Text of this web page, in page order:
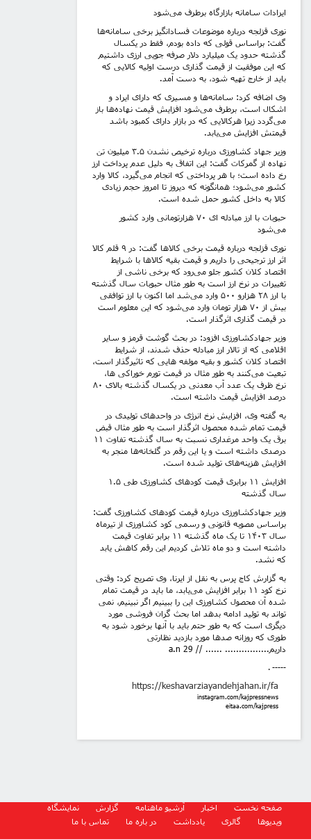
ایرادات سامانه بازارگاه برطرف می‌شود
نوری قزلجه درباره موضوعات فسادانگیز برخی سامانه‌ها
گفت: براساس قولی که داده بودم، فقط در یکسال
گذشته حدود یک میلیارد دلار صرفه جویی ارزی داشتیم
که این موفقیت از قیمت گذاری درست اولیه کالایی که
باید از خارج تهیه شود، به دست آمد.
وی اضافه کرد: سامانه‌ها و مسیری که دارای ایراد و
اشکال است، برطرف می‌شود افزایش قیمت نهاده‌ها باز
می‌گردد زیرا هرکالایی که در بازار دارای کمبود باشد
قیمتش افزایش می‌یابد.
وزیر جهاد کشاورزی درباره ترخیص نشدن ۳.۵ میلیون تن
نهاده از گمرکات گفت: این اتفاق به دلیل عدم پرداخت ارز
رخ داده است؛ با هر پرداختی که انجام می‌گیرد، کالا وارد
کشور می‌شود؛ همانگونه که دیروز تا امروز حجم زیادی
کالا به داخل کشور حمل شده است.
حبوبات با ارز مبادله ای ۷۰ هزارتومانی وارد کشور
می‌شود
نوری قزلجه درباره قیمت برخی کالاها گفت: در ۹ قلم کالا
اثر ارز ترجیحی را داریم و قیمت بقیه کالاها با شرایط
اقتصاد کلان کشور جلو می‌رود که برخی ناشی از
تغییرات در نرخ ارز است به طور مثال حبوبات سال گذشته
با ارز ۲۸ هزارو ۵۰۰ وارد می‌شد اما اکنون با ارز توافقی
بیش از ۷۰ هزار تومان وارد می‌شود که این معلوم است
در قیمت گذاری اثرگذار است.
وزیر جهادکشاورزی افزود: در بحث گوشت قرمز و سایر
اقلامی که از تالار ارز مبادله حذف شدند، از شرایط
اقتصاد کلان کشور و بقیه مولفه هایی که تاثیرگذار است،
تبعیت می‌کنند به طور مثال در قیمت تورم خوراکی ها،
نرخ ظرف یک عدد آب معدنی در یکسال گذشته بالای ۸۰
درصد افزایش قیمت داشته است.
به گفته وی، افزایش نرخ انرژی در واحدهای تولیدی در
قیمت تمام شده محصول اثرگذار است به طور مثال قبض
برق یک واحد مرغداری نسبت به سال گذشته تفاوت ۱۱
درصدی داشته است و یا این رقم در گلخانه‌ها منجر به
افزایش هزینه‌های تولید شده است.
افزایش ۱۱ برابری قیمت کودهای کشاورزی طی ۱.۵
سال گذشته
وزیر جهادکشاورزی درباره قیمت کودهای کشاورزی گفت:
براساس مصوبه قانونی و رسمی کود کشاورزی از تیرماه
سال ۱۴۰۳ تا یک ماه گذشته ۱۱ برابر تفاوت قیمت
داشته است و دو ماه تلاش کردیم این رقم کاهش یابد
که نشد.
به گزارش کاج پرس به نقل از ایرنا، وی تصریح کرد: وقتی
نرخ کود ۱۱ برابر افزایش می‌یابد، ما باید در قیمت تمام
شده آن محصول کشاورزی این را ببینیم اگر نبینیم، نمی
تواند به تولید ادامه بدهد اما بحث گران فروشی مورد
دیگری است که به طور حتم باید با آنها برخورد شود به
طوری که روزانه صدها مورد بازدید نظارتی
داریم................ ...... // 29
a.n
. -----
https://keshavarziayandehjahan.ir/fa
instagram.com/kajpressnews
eitaa.com/kajpress
صفحه نخست اخبار آرشیو ماهنامه گزارش
نمایشگاه
ویدیوها
گالری یادداشت در باره ما تماس با ما